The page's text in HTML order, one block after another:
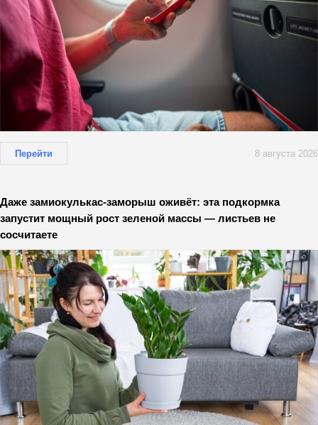
Перейти 8 августа 2026
Даже замиокулькас-заморыш оживёт: эта подкормка
запустит мощный рост зеленой массы — листьев не
сосчитаете